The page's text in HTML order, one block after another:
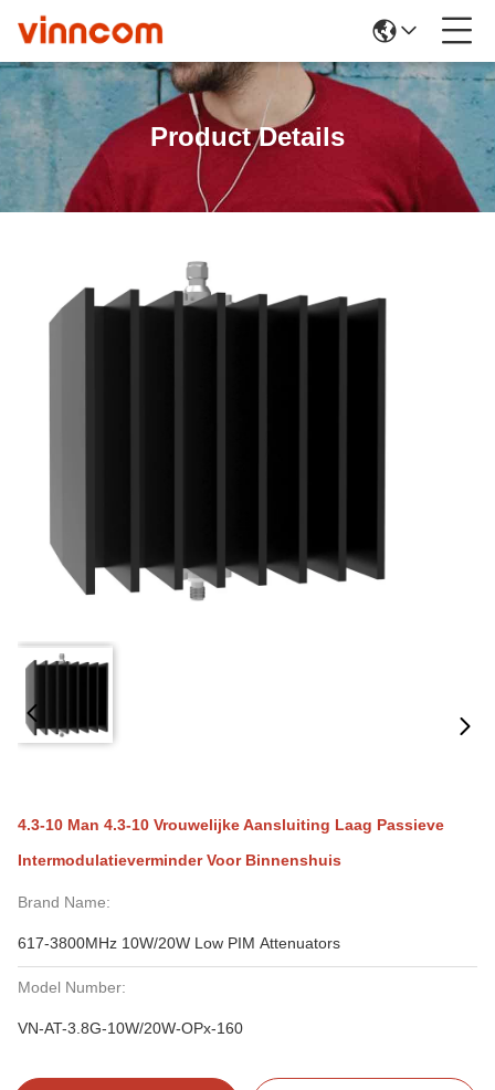
Product Details
4.3-10 Man 4.3-10 Vrouwelijke Aansluiting Laag Passieve
Intermodulatieverminder Voor Binnenshuis
Brand Name:
617-3800MHz 10W/20W Low PIM Attenuators
Model Number:
VN-AT-3.8G-10W/20W-OPx-160